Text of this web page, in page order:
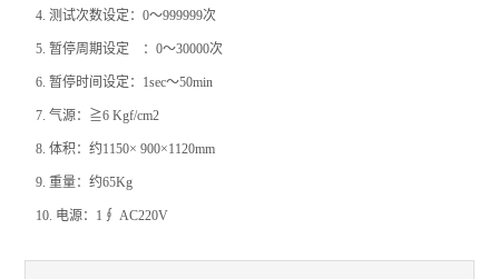
疲劳寿命试验机
弯折试验机
熔融指数测定仪
4.测试次数设定：0～999999次
5.暂停周期设定 ：0～30000次
6.暂停时间设定：1sec～50min
7.气源：≧6 Kgf/cm2
8.体积：约1150× 900×1120mm
9.重量：约65Kg
10. 电源：1∮ AC220V